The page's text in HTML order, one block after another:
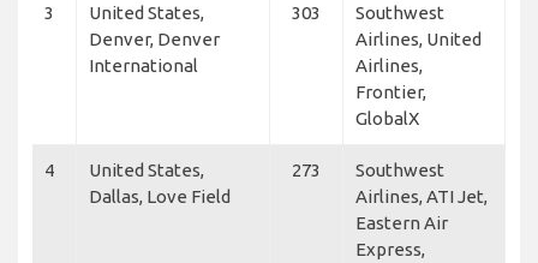
3
United States,
Denver, Denver
International
303
Southwest
Airlines, United
Airlines,
Frontier,
GlobalX
4
United States,
Dallas, Love Field
273
Southwest
Airlines, ATI Jet,
Eastern Air
Express,